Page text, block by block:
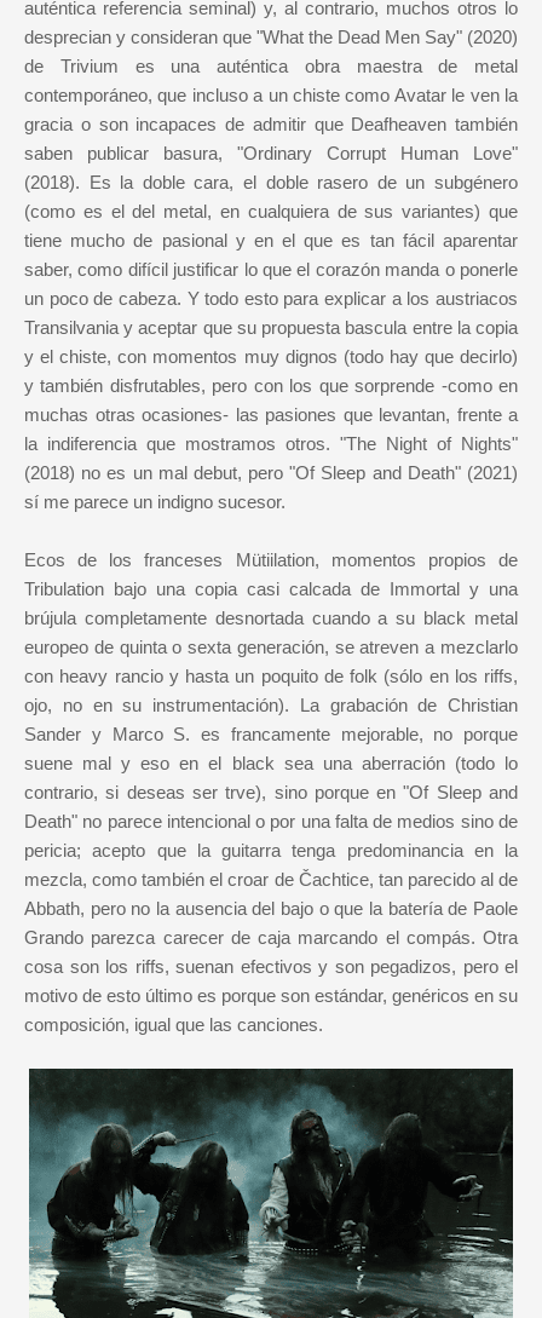
auténtica referencia seminal) y, al contrario, muchos otros lo
desprecian y consideran que "What the Dead Men Say" (2020)
de Trivium es una auténtica obra maestra de metal
contemporáneo, que incluso a un chiste como Avatar le ven la
gracia o son incapaces de admitir que Deafheaven también
saben publicar basura, "Ordinary Corrupt Human Love"
(2018). Es la doble cara, el doble rasero de un subgénero
(como es el del metal, en cualquiera de sus variantes) que
tiene mucho de pasional y en el que es tan fácil aparentar
saber, como difícil justificar lo que el corazón manda o ponerle
un poco de cabeza. Y todo esto para explicar a los austriacos
Transilvania y aceptar que su propuesta bascula entre la copia
y el chiste, con momentos muy dignos (todo hay que decirlo)
y también disfrutables, pero con los que sorprende -como en
muchas otras ocasiones- las pasiones que levantan, frente a
la indiferencia que mostramos otros. "The Night of Nights"
(2018) no es un mal debut, pero "Of Sleep and Death" (2021)
sí me parece un indigno sucesor.
Ecos de los franceses Mütiilation, momentos propios de
Tribulation bajo una copia casi calcada de Immortal y una
brújula completamente desnortada cuando a su black metal
europeo de quinta o sexta generación, se atreven a mezclarlo
con heavy rancio y hasta un poquito de folk (sólo en los riffs,
ojo, no en su instrumentación). La grabación de Christian
Sander y Marco S. es francamente mejorable, no porque
suene mal y eso en el black sea una aberración (todo lo
contrario, si deseas ser trve), sino porque en "Of Sleep and
Death" no parece intencional o por una falta de medios sino de
pericia; acepto que la guitarra tenga predominancia en la
mezcla, como también el croar de Čachtice, tan parecido al de
Abbath, pero no la ausencia del bajo o que la batería de Paole
Grando parezca carecer de caja marcando el compás. Otra
cosa son los riffs, suenan efectivos y son pegadizos, pero el
motivo de esto último es porque son estándar, genéricos en su
composición, igual que las canciones.